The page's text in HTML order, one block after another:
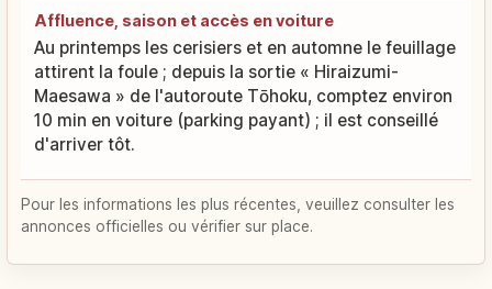
Affluence, saison et accès en voiture
Au printemps les cerisiers et en automne le feuillage
attirent la foule ; depuis la sortie « Hiraizumi-
Maesawa » de l'autoroute Tōhoku, comptez environ
10 min en voiture (parking payant) ; il est conseillé
d'arriver tôt.
Pour les informations les plus récentes, veuillez consulter les
annonces officielles ou vérifier sur place.